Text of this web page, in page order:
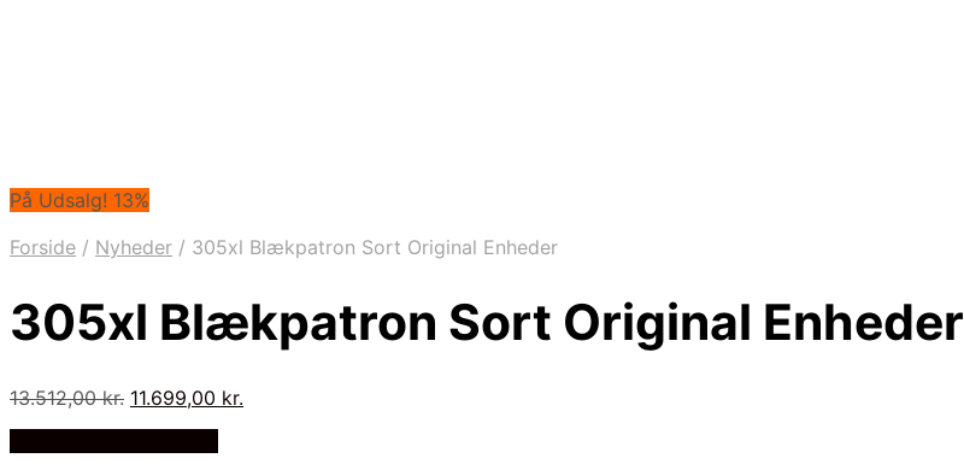
På Udsalg! 13%
Forside / Nyheder / 305xl Blækpatron Sort Original Enheder
305xl Blækpatron Sort Original Enheder
13.512,00kr. Den
11.699,00 kr.